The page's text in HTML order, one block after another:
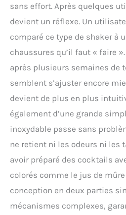
sans effort. Après quelques
devient un réflexe. Un
comparé ce type de shaker à
chaussures qu’il faut « faire
après plusieurs semaines de
semblent s’ajuster encore
devient de plus en plus
également d’une grande
inoxydable passe sans
ne retient ni les odeurs ni les
avoir préparé des cocktails
colorés comme le jus de mûre
conception en deux parties
mécanismes complexes,